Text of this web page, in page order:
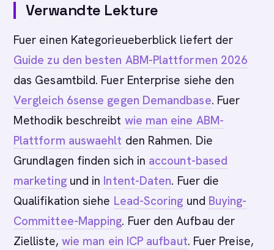
Verwandte Lekture
Fuer einen Kategorieueberblick liefert der
Guide zu den besten ABM-Plattformen 2026
das Gesamtbild. Fuer Enterprise siehe den
Vergleich 6sense gegen Demandbase. Fuer
Methodik beschreibt wie man eine ABM-
Plattform auswaehlt den Rahmen. Die
Grundlagen finden sich in account-based
marketingund in Intent-Daten. Fuer die
Qualifikation siehe Lead-Scoring und Buying-
Committee-Mapping. Fuer den Aufbau der
Zielliste, wie man ein ICP aufbaut. Fuer Preise,